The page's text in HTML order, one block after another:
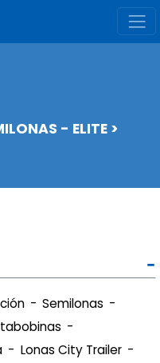
- ELITE >
Semilonas
Lonas City Trailer